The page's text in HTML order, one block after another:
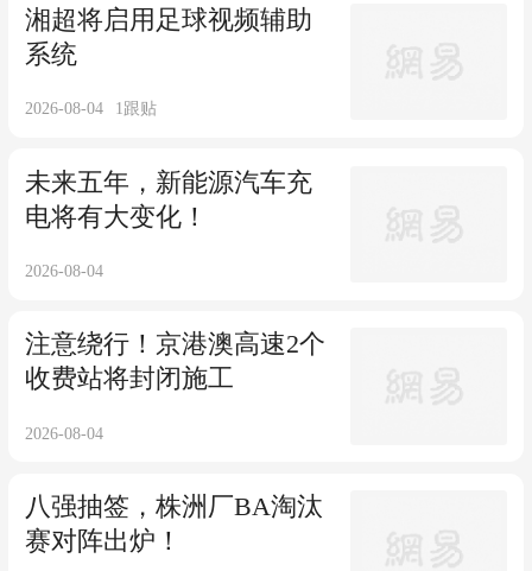
湘超将启用足球视频辅助
系统
2026-08-04 1跟贴
未来五年，新能源汽车充
电将有大变化！
2026-08-04
注意绕行！京港澳高速2个
收费站将封闭施工
2026-08-04
八强抽签，株洲厂BA淘汰
赛对阵出炉！